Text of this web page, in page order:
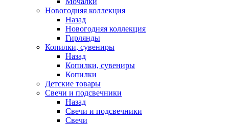
Новогодняя коллекция
Назад
Новогодняя коллекция
Гирлянды
Копилки, сувениры
Назад
Копилки, сувениры
Копилки
Детские товары
Свечи и подсвечники
Назад
Свечи и подсвечники
Свечи